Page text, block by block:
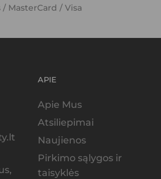
MasterCard / Visa
APIE
Apie Mus
Atsiliepimai
Naujienos
Pirkimo sąlygos ir
taisyklės